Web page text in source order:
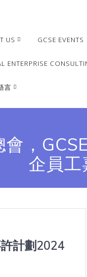
US GCSE EVENTS
ENTERPRISE
言
繁體
English，
企員
計劃2024